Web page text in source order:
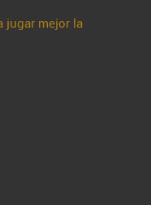
jugar mejor la